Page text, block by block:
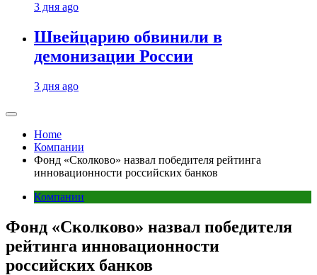
3 дня ago
Швейцарию обвинили в
демонизации России
3 дня ago
Home
Компании
Фонд «Сколково» назвал победителя рейтинга
инновационности российских банков
Компании
Фонд «Сколково» назвал победителя
рейтинга инновационности
российских банков